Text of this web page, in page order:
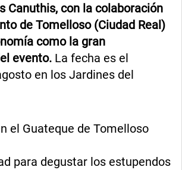
Canuthis, con la colaboración
de Tomelloso (Ciudad Real)
como la gran
evento. La fecha es el
en los Jardines del
el Guateque de Tomelloso
para degustar los estupendos